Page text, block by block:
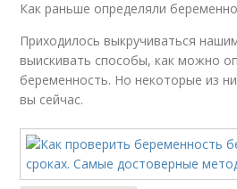
Как раньше определяли
Приходилось выкручиваться
выискивать способы, как можно
беременность. Но некоторые из
вы сейчас.